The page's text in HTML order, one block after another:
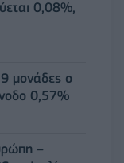
0,08%,
μονάδες ο
0,57%
–